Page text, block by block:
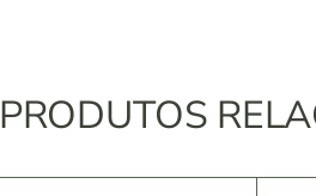
PRODUTOS